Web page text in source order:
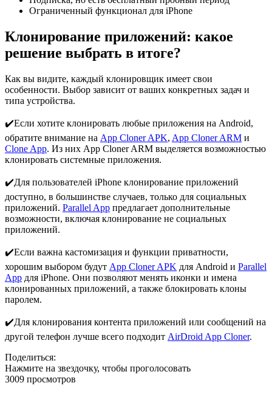
Ограниченный функционал для iPhone
Клонирование приложений: какое
решение выбрать в итоге?
Как вы видите, каждый клонировщик имеет свои
особенности. Выбор зависит от ваших конкретных задач и
типа устройства.
✔️Если хотите клонировать любые приложения на Android,
обратите внимание на App Cloner APK, App Cloner ARM и
Clone App. Из них App Cloner ARM выделяется возможностью
клонировать системные приложения.
✔️Для пользователей iPhone клонирование приложений
доступно, в большинстве случаев, только для социальных
приложений. Parallel App предлагает дополнительные
возможности, включая клонирование не социальных
приложений.
✔️Если важна кастомизация и функции приватности,
хорошим выбором будут App Cloner APK для Android и Parallel
App для iPhone. Они позволяют менять иконки и имена
клонированных приложений, а также блокировать клоны
паролем.
✔️Для клонирования контента приложений или сообщений на
другой телефон лучше всего подходит AirDroid App Cloner.
Поделиться:
Нажмите на звездочку, чтобы проголосовать
3009 просмотров